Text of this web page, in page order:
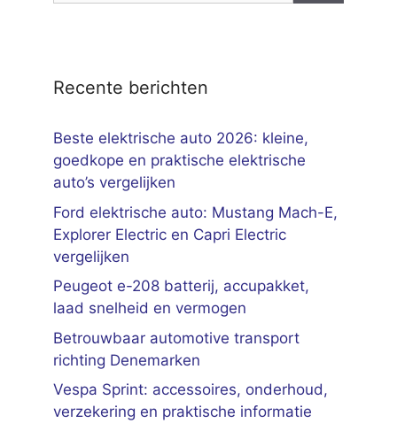
Recente berichten
Beste elektrische auto 2026: kleine,
goedkope en praktische elektrische
auto’s vergelijken
Ford elektrische auto: Mustang Mach-E,
Explorer Electric en Capri Electric
vergelijken
Peugeot e-208 batterij, accupakket,
laad snelheid en vermogen
Betrouwbaar automotive transport
richting Denemarken
Vespa Sprint: accessoires, onderhoud,
verzekering en praktische informatie